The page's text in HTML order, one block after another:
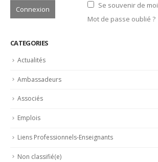
Se souvenir de moi
Mot de passe oublié ?
CATEGORIES
Actualités
Ambassadeurs
Associés
Emplois
Liens Professionnels-Enseignants
Non classifié(e)